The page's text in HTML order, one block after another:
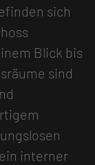
sich
Blick bis
sind
interner